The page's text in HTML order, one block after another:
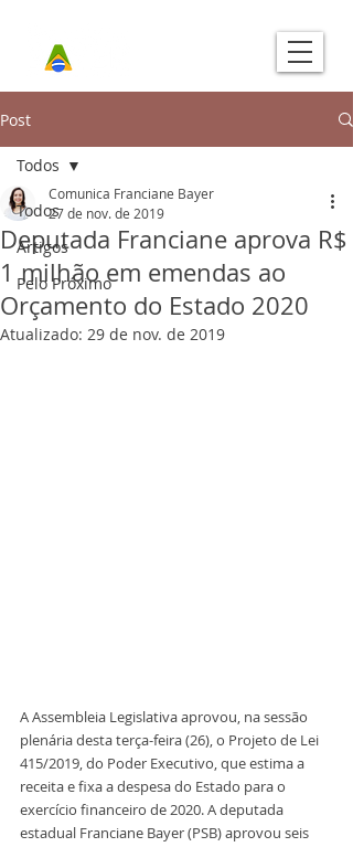
Post
Todos
Artigos
Pelo Próximo
Todos
Deputada Franciane aprova R$
1 milhão em emendas ao
Orçamento do Estado 2020
Comunica Franciane Bayer
27 de nov. de 2019
Atualizado: 29 de nov. de 2019
A Assembleia Legislativa aprovou, na sessão
plenária desta terça-feira (26), o Projeto de Lei
415/2019, do Poder Executivo, que estima a
receita e fixa a despesa do Estado para o
exercício financeiro de 2020. A deputada
estadual Franciane Bayer (PSB) aprovou seis